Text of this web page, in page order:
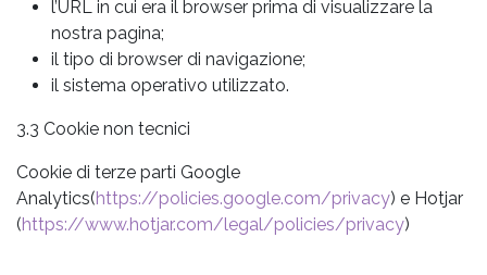
l’URL in cui era il browser prima di visualizzare la
nostra pagina;
il tipo di browser di navigazione;
il sistema operativo utilizzato.
3.3 Cookie non tecnici
Cookie di terze parti Google
Analytics(https://policies.google.com/privacy) e Hotjar
(https://www.hotjar.com/legal/policies/privacy)